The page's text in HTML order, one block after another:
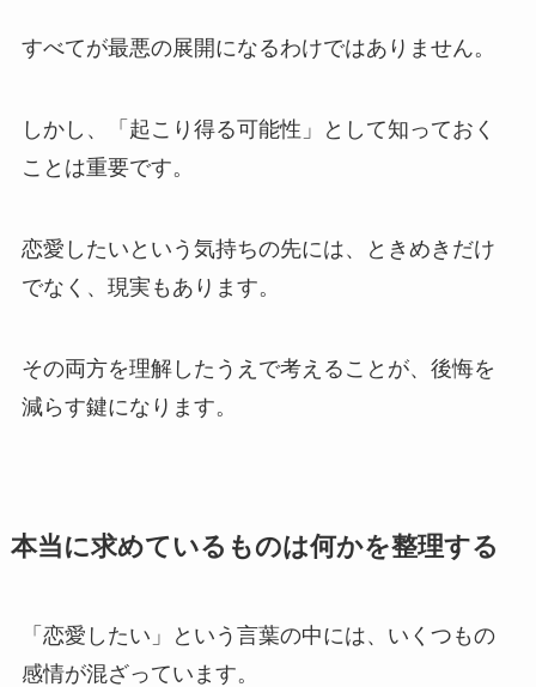
すべてが最悪の展開になるわけではありません。
しかし、「起こり得る可能性」として知っておく
ことは重要です。
恋愛したいという気持ちの先には、ときめきだけ
でなく、現実もあります。
その両方を理解したうえで考えることが、後悔を
減らす鍵になります。
本当に求めているものは何かを整理する
「恋愛したい」という言葉の中には、いくつもの
感情が混ざっています。